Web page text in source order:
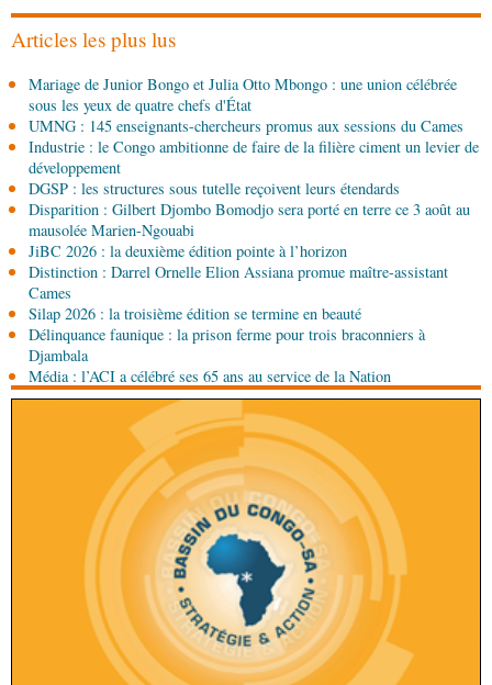
+" : la liste des participants publiée
EnvironnementForêts : des techniciens formés à
l'utilisation d'un logiciel d'évaluation des
émissions
08-08-2026 01:15
Afrique-MondeCongo-Mali : les deux pays
envisagent le renforcement de leur coopération
agricole
08-08-2026 01:13
Économie Marché boursier : la Banque postale du
SociétéAccélération du développement: la
République du Congo mise sur sa diaspora
Articles les plus lus
Mariage de Junior Bongo et Julia Otto Mbongo : une union célébrée
sous les yeux de quatre chefs d'État
UMNG : 145 enseignants-chercheurs promus aux sessions du Cames
Industrie : le Congo ambitionne de faire de la filière ciment un levier de
développement
DGSP : les structures sous tutelle reçoivent leurs étendards
Disparition : Gilbert Djombo Bomodjo sera porté en terre ce 3 août au
mausolée Marien-Ngouabi
JiBC 2026 : la deuxième édition pointe à l’horizon
Distinction : Darrel Ornelle Elion Assiana promue maître-assistant
Cames
Silap 2026 : la troisième édition se termine en beauté
Délinquance faunique : la prison ferme pour trois braconniers à
Djambala
Média : l’ACI a célébré ses 65 ans au service de la Nation